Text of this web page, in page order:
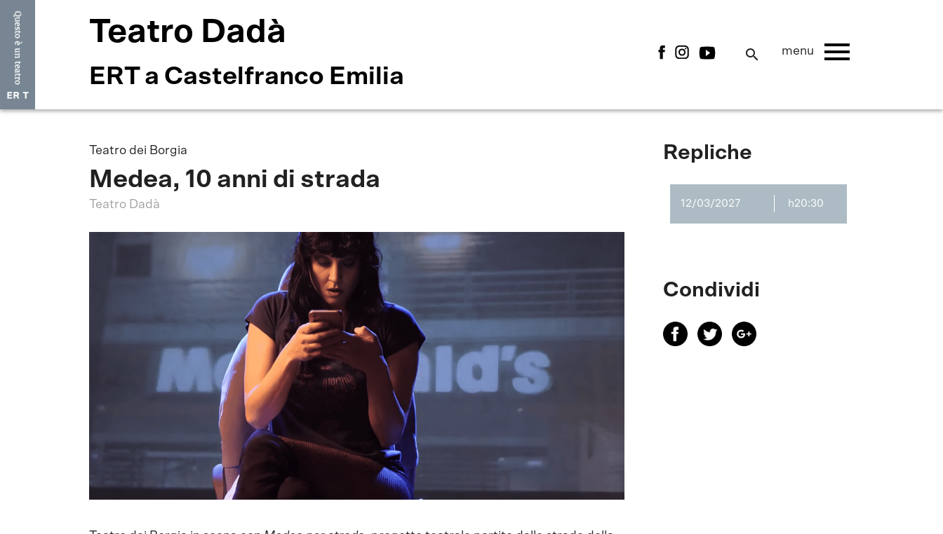
Teatro Dadà
ERT a Castelfranco Emilia
search menu menu
Teatro dei Borgia
Medea, 10 anni di strada
Teatro Dadà
Repliche
12/03/2027 h20:30
Condividi